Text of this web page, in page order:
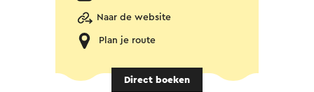
Naar de website
Plan je route
Direct boeken